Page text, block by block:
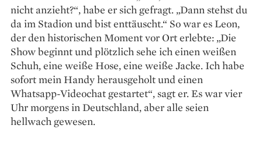
nicht anzieht?“, habe er sich gefragt. „Dann stehst du
da im Stadion und bist enttäuscht.“ So war es Leon,
der den historischen Moment vor Ort erlebte: „Die
Show beginnt und plötzlich sehe ich einen weißen
Schuh, eine weiße Hose, eine weiße Jacke. Ich habe
sofort mein Handy herausgeholt und einen
Whatsapp-Videochat gestartet“, sagt er. Es war vier
Uhr morgens in Deutschland, aber alle seien
hellwach gewesen.